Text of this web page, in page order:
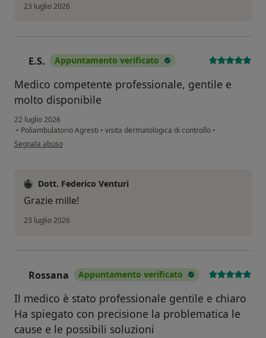
23 luglio 2026
E.S. Appuntamento verificato
Medico competente professionale, gentile e
molto disponibile
22 luglio 2026
• Poliambulatorio Agresti • visita dermatologica di controllo •
secondo l'opinione dell'utente E.S.
Segnala abuso
Dott. Federico Venturi
Grazie mille!
23 luglio 2026
Rossana Appuntamento verificato
Il medico è stato professionale gentile e chiaro
Ha spiegato con precisione la problematica le
cause e le possibili soluzioni